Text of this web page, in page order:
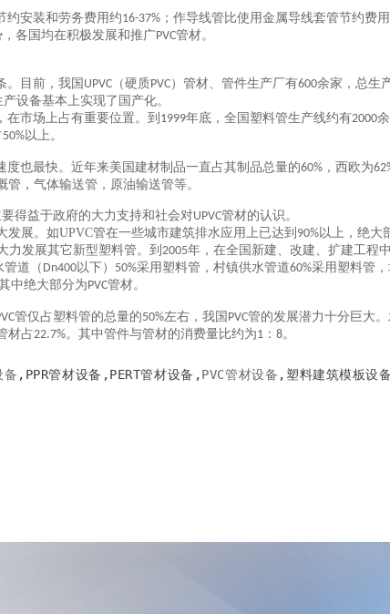
约安装和劳务费用约16-37% ；作导线管比使用金属导线套管节约费用
各国均在积极发展和推广PVC管材。
。目前，我国 UPVC （硬质PVC）管材、管件生产厂有600余家，总生
设备基本上实现了国产化。
市场上占有重要位置。到 1999年底，全国塑料管生产线约有2000
50%以上。
也最快。近年来美国建材制品一直占其制品总量的60% ，西欧为
，气体输送管，原油输送管等。
得益于政府的大力支持和社会对UPVC管材的认识。
展。如UPVC管在一些城市建筑排水应用上已达到 90%以上，绝大
力发展其它新型塑料管。到 2005年，在全国新建、改建、扩建工程
管道（ Dn400以下） 50%采用塑料管，村镇供水管道60%采用塑料管，
中绝大部分为PVC管材。
管仅占塑料管的总量的50%左右，我国 PVC管的发展潜力十分巨大
材占22.7%。其中管件与管材的消费量比约为1 ： 8。
备 ,PPR管材设备,PERT管材设备,PVC管材设备 ,塑料建筑模板设